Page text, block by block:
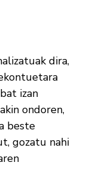
dira,
izan
ondoren,
beste
gozatu nahi